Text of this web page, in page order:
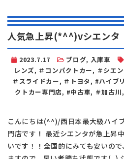
人気急上昇(*^^)vシエンタ
2023.7.17 ブログ, 入庫車
レンズ, ＃コンパクトカー, ＃シエ
＃スライドカー, ＃トヨタ, #ハイブ
クトカー専門店, #中古車, ＃加古川,
こんにちは(^^)/西日本最大級ハイ
門店です！ 最近シエンタが急上昇
いです！！全国的にみても安いの